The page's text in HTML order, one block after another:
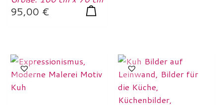
95,00 €